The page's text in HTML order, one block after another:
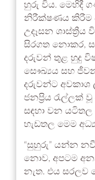
හුරු විය. මෙහිදී
නිරීක්ෂණය කිරීම
උදෑසන
සිරගත නොකර,
දරුවන් තුළ හුදු
සෞඛ්‍යය සහ
දරුවන්ට අවකාශ
ජනප්‍රිය රැල්ලක්
සඳහා වන යටිතල
හැඩතල මෙම
“සුහුරු” යන්න
නොව, අපටම
නැත. එය සරලව